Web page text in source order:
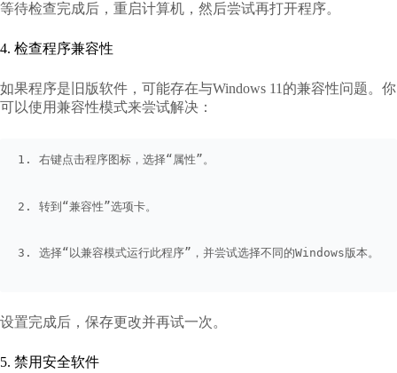
等待检查完成后，重启计算机，然后尝试再打开程序。
4. 检查程序兼容性
如果程序是旧版软件，可能存在与Windows 11的兼容性问题。你
可以使用兼容性模式来尝试解决：
1. 右键点击程序图标，选择“属性”。
2. 转到“兼容性”选项卡。
3. 选择“以兼容模式运行此程序”，并尝试选择不同的Windows版本。
设置完成后，保存更改并再试一次。
5. 禁用安全软件